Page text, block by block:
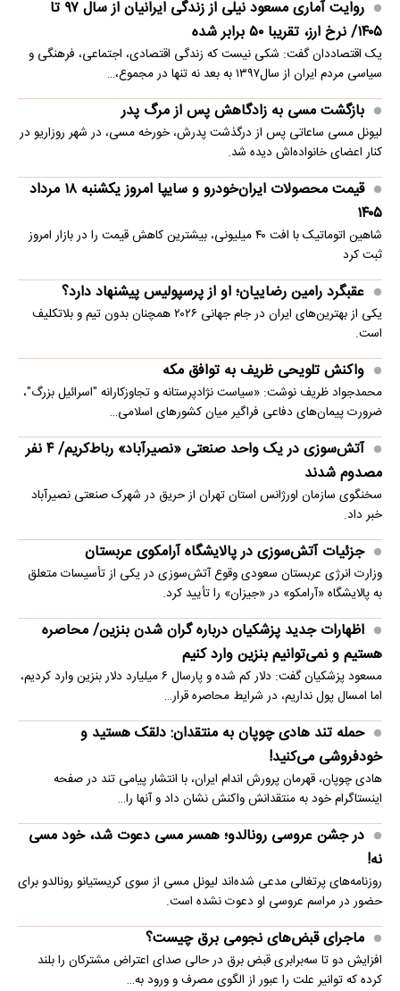
روایت آماری مسعود نیلی از زندگی ایرانیان از سال ۹۷ تا
۱۴۰۵/ نرخ ارز، تقریبا ۵۰ برابر شده
یک اقتصاددان گفت: شکی نیست که زندگی اقتصادی، اجتماعی، فرهنگی و
سیاسی مردم ایران از سال۱۳۹۷ به بعد نه تنها در مجموع،…
بازگشت مسی به زادگاهش پس از مرگ پدر
لیونل مسی ساعاتی پس از درگذشت پدرش، خورخه مسی، در شهر روزاریو در
کنار اعضای خانواده‌اش دیده شد.
قیمت محصولات ایران‌خودرو و سایپا امروز یکشنبه ۱۸ مرداد
۱۴۰۵
شاهین اتوماتیک با افت ۴۰ میلیونی، بیشترین کاهش قیمت را در بازار امروز
ثبت کرد
عقبگرد رامین رضاییان؛ او از پرسپولیس پیشنهاد دارد؟
یکی از بهترین‌های ایران در جام جهانی ۲۰۲۶ همچنان بدون تیم و بلاتکلیف
است.
واکنش تلویحی ظریف به توافق مکه
محمدجواد ظریف نوشت: «سیاست نژادپرستانه و تجاوزکارانه "اسرائیل بزرگ"،
ضرورت پیمان‌های دفاعی فراگیر میان کشورهای اسلامی…
آتش‌سوزی در یک واحد صنعتی «نصیرآباد» رباط‌کریم/ ۴ نفر
مصدوم شدند
سخنگوی سازمان اورژانس استان تهران از حریق در شهرک صنعتی نصیرآباد
خبر داد.
جزئیات آتش‌سوزی در پالایشگاه آرامکوی عربستان
وزارت انرژی عربستان سعودی وقوع آتش‌سوزی در یکی از تأسیسات متعلق
به پالایشگاه «آرامکو» در «جیزان» را تأیید کرد.
اظهارات جدید پزشکیان درباره گران شدن بنزین/ محاصره
هستیم و نمی‌توانیم بنزین وارد کنیم
مسعود پزشکیان گفت: دلار کم شده و پارسال ۶ میلیارد دلار بنزین وارد کردیم،
اما امسال پول نداریم، در شرایط محاصره قرار…
حمله تند هادی چوپان به منتقدان: دلقک هستید و
خودفروشی می‌کنید!
هادی چوپان، قهرمان پرورش اندام ایران، با انتشار پیامی تند در صفحه
اینستاگرام خود به منتقدانش واکنش نشان داد و آنها را…
در جشن عروسی رونالدو؛ همسر مسی دعوت شد، خود مسی
نه!
روزنامه‌های پرتغالی مدعی شده‌اند لیونل مسی از سوی کریستیانو رونالدو برای
حضور در مراسم عروسی او دعوت نشده است.
ماجرای قبض‌های نجومی برق چیست؟
افزایش دو تا سه‌برابری قبض برق در حالی صدای اعتراض مشترکان را بلند
کرده که توانیر علت را عبور از الگوی مصرف و ورود به…